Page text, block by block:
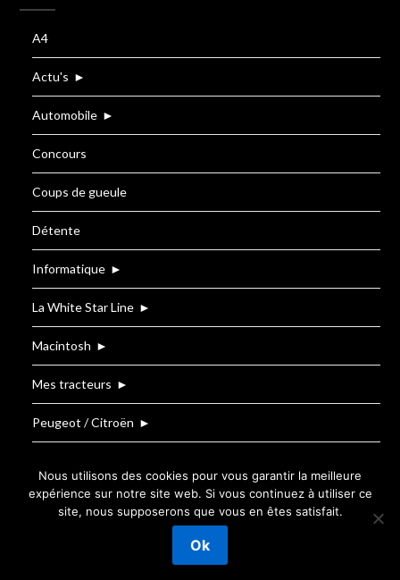
A4
Actu's ►
Automobile ►
Concours
Coups de gueule
Détente
Informatique ►
La White Star Line ►
Macintosh ►
Mes tracteurs ►
Peugeot / Citroën ►
©2026 Le Blog de T.BOUZIGE
Nous utilisons des cookies pour vous garantir la meilleure
expérience sur notre site web. Si vous continuez à utiliser ce
site, nous supposerons que vous en êtes satisfait.
Ok